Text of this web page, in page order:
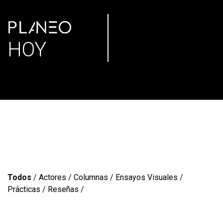
Portada » Secciones
PLANEO
HOY
Todos / Actores / Columnas / Ensayos Visuales /
Prácticas / Reseñas /